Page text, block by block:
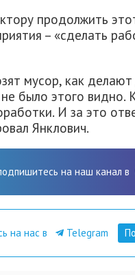
продолжить
– «сделать
мусор, как
было этого видно.
И за это
Янклович.
на наш канал в
на нас в Telegram